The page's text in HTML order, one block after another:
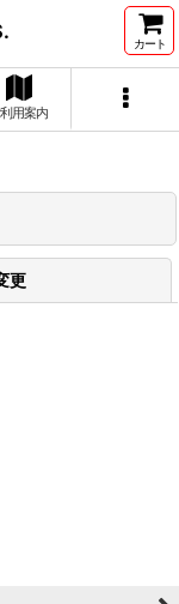
カート
用案内
更